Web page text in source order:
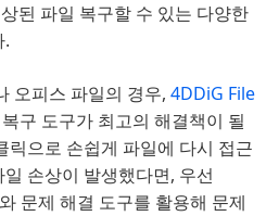
된 파일 복구할 수 있는 다양한
.
오피스 파일의 경우, 4DDiG File
구 도구가 최고의 해결책이 될
릭으로 손쉽게 파일에 다시 접근
손상이 발생했다면, 우선
문제 해결 도구를 활용해 문제